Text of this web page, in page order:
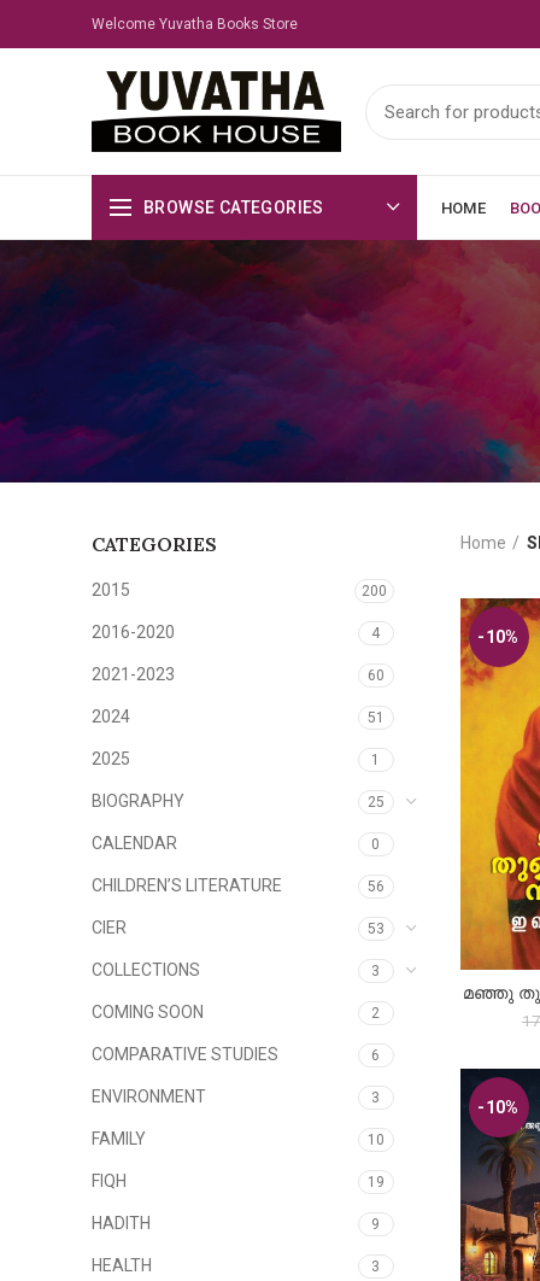
Welcome Yuvatha Books Store
BROWSE CATEGORIES HOME
CATEGORIES
2015 200
2016-2020 4
2021-2023 60
2024 51
2025 1
BIOGRAPHY 25
CALENDAR 0
CHILDREN’S LITERATURE 56
CIER 53
COLLECTIONS 3
COMING SOON 2
COMPARATIVE STUDIES 6
ENVIRONMENT 3
FAMILY 10
FIQH 19
HADITH 9
HEALTH 3
Home
-10%
മഞ്ഞു
-10%